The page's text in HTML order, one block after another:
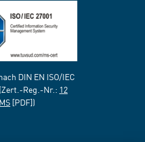
DIN EN ISO/IEC
Reg.-Nr.: 12
[PDF])